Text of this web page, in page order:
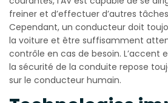
freiner et d’effectuer d’autres
Cependant, un conducteur doit
la voiture et être suffisamment
contrôle en cas de besoin. L’accent
la sécurité de la conduite repose
sur le conducteur humain.